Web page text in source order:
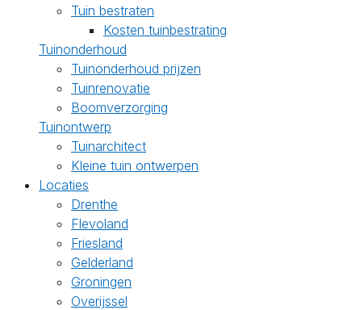
Tuin bestraten
Kosten tuinbestrating
Tuinonderhoud
Tuinonderhoud prijzen
Tuinrenovatie
Boomverzorging
Tuinontwerp
Tuinarchitect
Kleine tuin ontwerpen
Locaties
Drenthe
Flevoland
Friesland
Gelderland
Groningen
Overijssel